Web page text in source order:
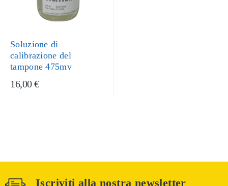
Soluzione di
calibrazione del
tampone 475mv
16,00 €
Iscriviti alla nostra newsletter